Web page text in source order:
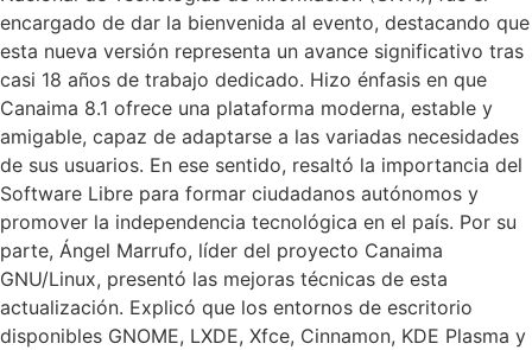
encargado de dar la bienvenida al evento, destacando que
esta nueva versión representa un avance significativo tras
casi 18 años de trabajo dedicado. Hizo énfasis en que
Canaima 8.1 ofrece una plataforma moderna, estable y
amigable, capaz de adaptarse a las variadas necesidades
de sus usuarios. En ese sentido, resaltó la importancia del
Software Libre para formar ciudadanos autónomos y
promover la independencia tecnológica en el país. Por su
parte, Ángel Marrufo, líder del proyecto Canaima
GNU/Linux, presentó las mejoras técnicas de esta
actualización. Explicó que los entornos de escritorio
disponibles GNOME, LXDE, Xfce, Cinnamon, KDE Plasma y